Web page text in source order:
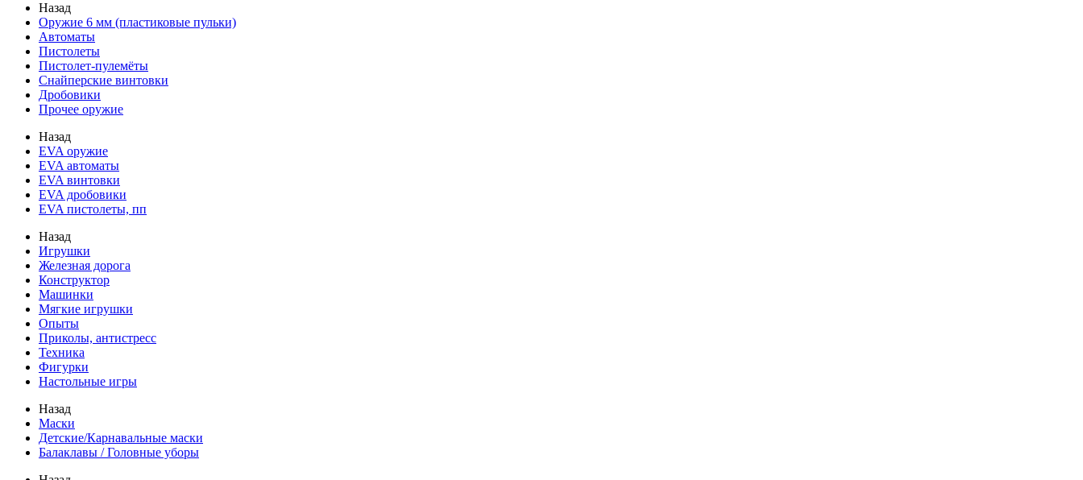
Назад
Оружие 6 мм (пластиковые пульки)
Автоматы
Пистолеты
Пистолет-пулемёты
Снайперские винтовки
Дробовики
Прочее оружие
Назад
EVA оружие
EVA автоматы
EVA винтовки
EVA дробовики
EVA пистолеты, пп
Назад
Игрушки
Железная дорога
Конструктор
Машинки
Мягкие игрушки
Опыты
Приколы, антистресс
Техника
Фигурки
Настольные игры
Назад
Маски
Детские/Карнавальные маски
Балаклавы / Головные уборы